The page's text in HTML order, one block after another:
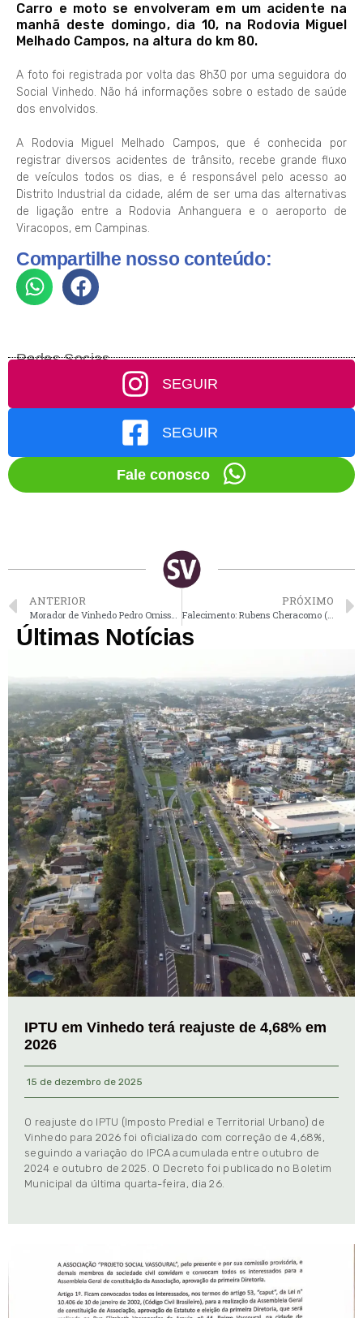
Carro e moto se envolveram em um acidente na
manhã deste domingo, dia 10, na Rodovia Miguel
Melhado Campos, na altura do km 80.
A foto foi registrada por volta das 8h30 por uma seguidora do
Social Vinhedo. Não há informações sobre o estado de saúde
dos envolvidos.
A Rodovia Miguel Melhado Campos, que é conhecida por
registrar diversos acidentes de trânsito, recebe grande fluxo
de veículos todos os dias, e é responsável pelo acesso ao
Distrito Industrial da cidade, além de ser uma das alternativas
de ligação entre a Rodovia Anhanguera e o aeroporto de
Viracopos, em Campinas.
Compartilhe nosso conteúdo:
Redes Socias
SEGUIR
SEGUIR
Fale conosco
ANTERIOR PRÓXIMO
Falecimento: Rubens Cheracomo (Lebrinha)
Últimas Notícias
IPTU em Vinhedo terá reajuste de 4,68% em
2026
15 de dezembro de 2025
O reajuste do IPTU (Imposto Predial e Territorial Urbano) de
Vinhedo para 2026 foi oficializado com correção de 4,68%,
seguindo a variação do IPCA acumulada entre outubro de
2024 e outubro de 2025. O Decreto foi publicado no Boletim
Municipal da última quarta-feira, dia 26.